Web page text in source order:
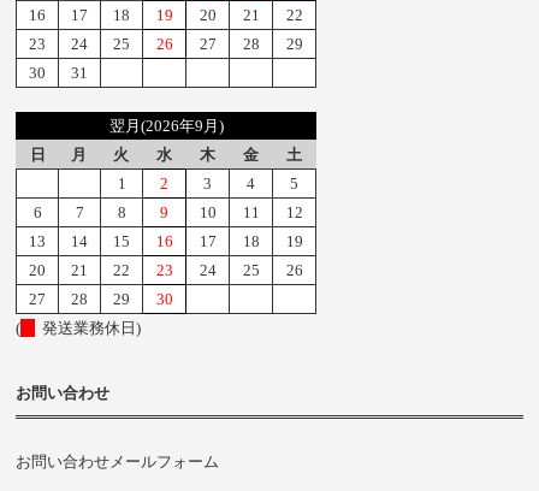
16
17 18 19 20 21
22
23
24 25 26 27 28
29
30
31
翌月(2026年9月)
日
月 火 水 木 金
土
1
2 3 4
5
6
7 8 9 10 11
12
13
14 15 16 17 18
19
20
21 22 23 24 25
26
27
28 29
30
(
発送業務休日)
お問い合わせ
お問い合わせメールフォーム